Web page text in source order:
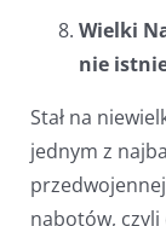
Wielki
nie
Stał na
jednym z
nabotów,